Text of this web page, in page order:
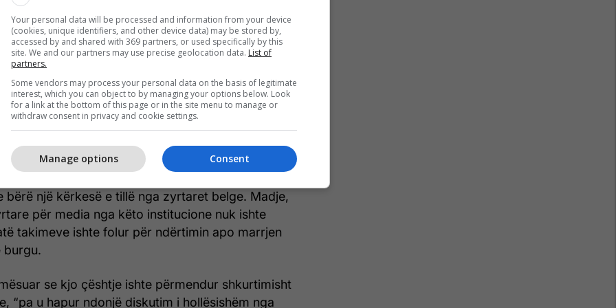
korrektuese.
Kosovën në fillim të tetorit, duke i shtuar
e diskutimit të një marrëveshjeje për burgjet.
Annelies Verlinden, dhe ministrja e Azilit
Van Bossuyt, qëndruan në Kosovë më 6
presidenten Vjosa Osmani dhe me ushtruesin e
të Drejtësisë, Blerim Sallahu.
nuk i ishin përgjigjur REL-it asokohe në
bërë një kërkesë e tillë nga zyrtaret belge. Madje,
për media nga këto institucione nuk ishte
takimeve ishte folur për ndërtimin apo marrjen
burgu.
se kjo çështje ishte përmendur shkurtimisht
“pa u hapur ndonjë diskutim i hollësishëm nga
Your personal data will be processed and information from your device
(cookies, unique identifiers, and other device data) may be stored by,
accessed by and shared with 369 partners, or used specifically by this
site. We and our partners may use precise geolocation data. List of
partners.
Some vendors may process your personal data on the basis of legitimate
interest, which you can object to by managing your options below. Look
for a link at the bottom of this page or in the site menu to manage or
withdraw consent in privacy and cookie settings.
Consent
Manage options